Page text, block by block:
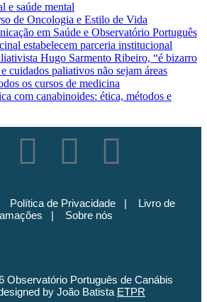
e saúde mental
de Oncologia e Estilo de Vida
em Saúde e Observatório Português
estabelecem parceria institucional
Hugo Sarmento Ribeiro, “é bizarro
cuidados paliativos não sejam áreas
os cursos de medicina
com canabinoides: ética, métodos e
Política de Privacidade| Livro de
| Sobre nós
Observatório Português de Canábis
by João Batista ETPR